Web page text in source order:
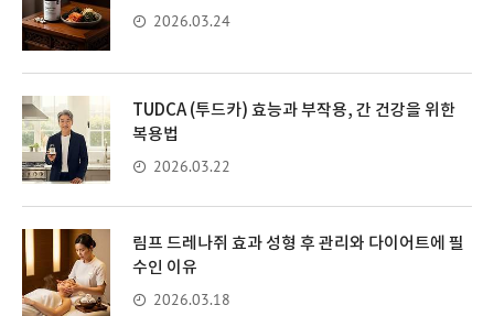
2026.03.24
TUDCA (투드카) 효능과 부작용, 간 건강을 위한
복용법
2026.03.22
림프 드레나쥐 효과 성형 후 관리와 다이어트에 필
수인 이유
2026.03.18